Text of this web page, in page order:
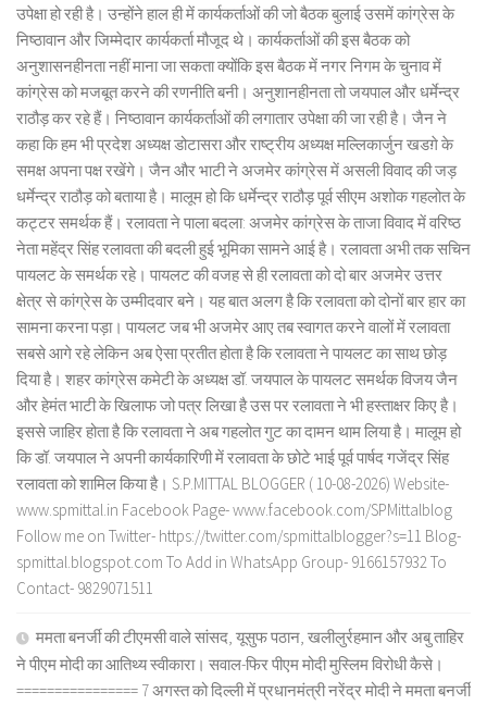
उपेक्षा हो रही है। उन्होंने हाल ही में कार्यकर्ताओं की जो बैठक बुलाई उसमें कांग्रेस के
निष्ठावान और जिम्मेदार कार्यकर्ता मौजूद थे। कार्यकर्ताओं की इस बैठक को
अनुशासनहीनता नहीं माना जा सकता क्योंकि इस बैठक में नगर निगम के चुनाव में
कांग्रेस को मजबूत करने की रणनीति बनी। अनुशानहीनता तो जयपाल और धर्मेन्द्र
राठौड़ कर रहे हैं। निष्ठावान कार्यकर्ताओं की लगातार उपेक्षा की जा रही है। जैन ने
कहा कि हम भी प्रदेश अध्यक्ष डोटासरा और राष्ट्रीय अध्यक्ष मल्लिकार्जुन खडग़े के
समक्ष अपना पक्ष रखेंगे। जैन और भाटी ने अजमेर कांग्रेस में असली विवाद की जड़
धर्मेन्द्र राठौड़ को बताया है। मालूम हो कि धर्मेन्द्र राठौड़ पूर्व सीएम अशोक गहलोत के
कट्टर समर्थक हैं। रलावता ने पाला बदला: अजमेर कांग्रेस के ताजा विवाद में वरिष्ठ
नेता महेंद्र सिंह रलावता की बदली हुई भूमिका सामने आई है। रलावता अभी तक सचिन
पायलट के समर्थक रहे। पायलट की वजह से ही रलावता को दो बार अजमेर उत्तर
क्षेत्र से कांग्रेस के उम्मीदवार बने। यह बात अलग है कि रलावता को दोनों बार हार का
सामना करना पड़ा। पायलट जब भी अजमेर आए तब स्वागत करने वालों में रलावता
सबसे आगे रहे लेकिन अब ऐसा प्रतीत होता है कि रलावता ने पायलट का साथ छोड़
दिया है। शहर कांग्रेस कमेटी के अध्यक्ष डॉ. जयपाल के पायलट समर्थक विजय जैन
और हेमंत भाटी के खिलाफ जो पत्र लिखा है उस पर रलावता ने भी हस्ताक्षर किए है।
इससे जाहिर होता है कि रलावता ने अब गहलोत गुट का दामन थाम लिया है। मालूम हो
कि डॉ. जयपाल ने अपनी कार्यकारिणी में रलावता के छोटे भाई पूर्व पार्षद गजेंद्र सिंह
रलावता को शामिल किया है। S.P.MITTAL BLOGGER ( 10-08-2026) Website-
www.spmittal.in Facebook Page- www.facebook.com/SPMittalblog
Follow me on Twitter- https://twitter.com/spmittalblogger?s=11 Blog-
spmittal.blogspot.com To Add in WhatsApp Group- 9166157932 To
Contact- 9829071511
ममता बनर्जी की टीएमसी वाले सांसद, यूसुफ पठान, खलीलुर्रहमान और अबु ताहिर
ने पीएम मोदी का आतिथ्य स्वीकारा। सवाल-फिर पीएम मोदी मुस्लिम विरोधी कैसे।
================ 7 अगस्त को दिल्ली में प्रधानमंत्री नरेंद्र मोदी ने ममता बनर्जी